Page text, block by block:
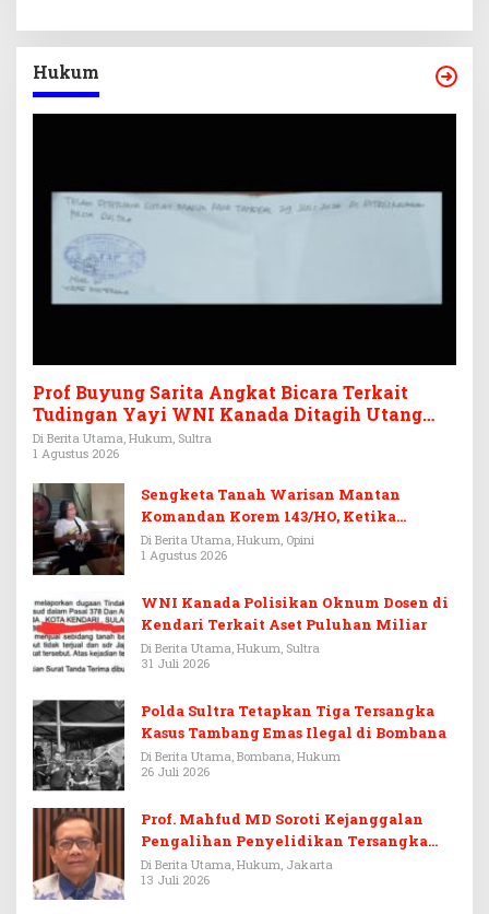
Hukum
Prof Buyung Sarita Angkat Bicara Terkait
Tudingan Yayi WNI Kanada Ditagih Utang
Rp3,6 Miliar
Di Berita Utama, Hukum, Sultra
1 Agustus 2026
Sengketa Tanah Warisan Mantan
Komandan Korem 143/HO, Ketika
Warisan Menjadi Arena Pemerasan
Di Berita Utama, Hukum, Opini
1 Agustus 2026
WNI Kanada Polisikan Oknum Dosen di
Kendari Terkait Aset Puluhan Miliar
Di Berita Utama, Hukum, Sultra
31 Juli 2026
Polda Sultra Tetapkan Tiga Tersangka
Kasus Tambang Emas Ilegal di Bombana
Di Berita Utama, Bombana, Hukum
26 Juli 2026
Prof. Mahfud MD Soroti Kejanggalan
Pengalihan Penyelidikan Tersangka
Febrie Adriansyah
Di Berita Utama, Hukum, Jakarta
13 Juli 2026